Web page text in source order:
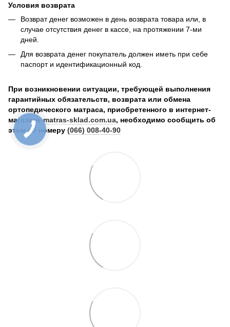
Условия возврата
Возврат денег возможен в день возврата товара или, в
случае отсутствия денег в кассе, на протяжении 7-ми
дней.
Для возврата денег покупатель должен иметь при себе
паспорт и идентификационный код.
При возникновении ситуации, требующей выполнения
гарантийных обязательств, возврата или обмена
ортопедического матраса, приобретенного в интернет-
магазинеmatras-sklad.com.ua, необходимо сообщить об
этом по номеру (066) 008-40-90